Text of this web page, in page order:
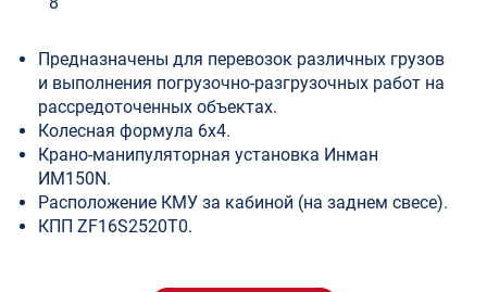
Предназначены для перевозок различных грузов
и выполнения погрузочно-разгрузочных работ на
рассредоточенных объектах.
Колесная формула 6х4.
Крано-манипуляторная установка Инман
ИМ150N.
Расположение КМУ за кабиной (на заднем свесе).
КПП ZF16S2520T0.